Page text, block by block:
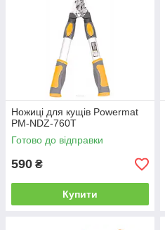
Ножиці для кущів Powermat
PM-NDZ-760T
Готово до відправки
590 ₴
Купити